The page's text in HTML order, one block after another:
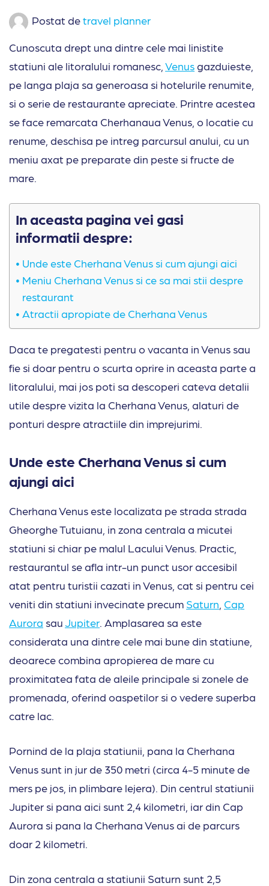
Postat detravel planner
Cunoscuta drept una dintre cele mai linistite
statiuni ale litoralului romanesc, Venusgazduieste,
pe langa plaja sa generoasa si hotelurile renumite,
si o serie de restaurante apreciate. Printre acestea
se face remarcata Cherhanaua Venus, o locatie cu
renume, deschisa pe intreg parcursul anului, cu un
meniu axat pe preparate din peste si fructe de
mare.
In aceasta pagina vei gasi
informatii despre:
Unde este Cherhana Venus si cum ajungi aici
Meniu Cherhana Venus si ce sa mai stii despre
restaurant
Atractii apropiate de Cherhana Venus
Daca te pregatesti pentru o vacanta in Venus sau
fie si doar pentru o scurta oprire in aceasta parte a
litoralului, mai jos poti sa descoperi cateva detalii
utile despre vizita la Cherhana Venus, alaturi de
ponturi despre atractiile din imprejurimi.
Unde este Cherhana Venus si cum
ajungi aici
Cherhana Venus este localizata pe strada strada
Gheorghe Tutuianu, in zona centrala a micutei
statiuni si chiar pe malul Lacului Venus. Practic,
restaurantul se afla intr-un punct usor accesibil
atat pentru turistii cazati in Venus, cat si pentru cei
veniti din statiuni invecinate precum Saturn Cap
Aurora sauJupiter . Amplasarea sa este
considerata una dintre cele mai bune din statiune,
deoarece combina apropierea de mare cu
proximitatea fata de aleile principale si zonele de
promenada, oferind oaspetilor si o vedere superba
catre lac.
Pornind de la plaja statiunii, pana la Cherhana
Venus sunt in jur de 350 metri (circa 4-5 minute de
mers pe jos, in plimbare lejera). Din centrul statiunii
Jupiter si pana aici sunt 2,4 kilometri, iar din Cap
Aurora si pana la Cherhana Venus ai de parcurs
doar 2 kilometri.
Din zona centrala a statiunii Saturn sunt 2,5